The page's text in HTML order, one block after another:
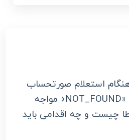
استعلام صورتحساب
الکترونیکی با خطای «NOT_FOUND» مواجه
چیست و چه اقدامی باید